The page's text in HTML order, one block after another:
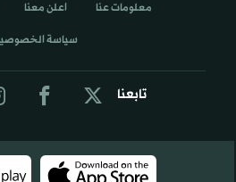
تابعنا
معلومات عنا اعلن معنا
سياسة